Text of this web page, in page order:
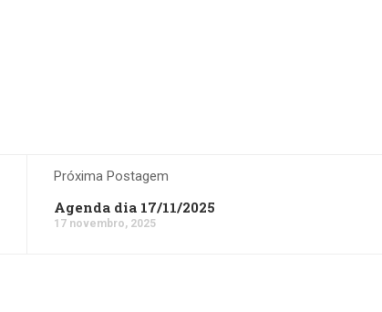
Próxima Postagem
Agenda dia 17/11/2025
17 novembro, 2025